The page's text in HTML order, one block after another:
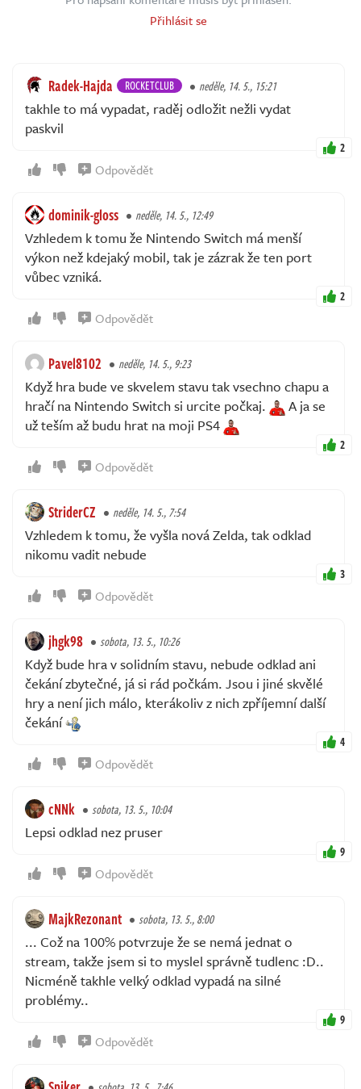
Přihlásit se
Radek-Hajda ROCKETCLUB neděle, 14. 5., 15:21
takhle to má vypadat, raděj odložit nežli vydat
paskvil
2
Odpovědět
dominik-gloss neděle, 14. 5., 12:49
Vzhledem k tomu že Nintendo Switch má menší
výkon než kdejaký mobil, tak je zázrak že ten port
vůbec vzniká.
2
Odpovědět
Pavel8102 neděle, 14. 5., 9:23
Když hra bude ve skvelem stavu tak vsechno chapu a
hračí na Nintendo Switch si urcite počkaj.
A ja se
už teším až budu hrat na moji PS4
2
Odpovědět
StriderCZ neděle, 14. 5., 7:54
Vzhledem k tomu, že vyšla nová Zelda, tak odklad
nikomu vadit nebude
3
Odpovědět
jhgk98 sobota, 13. 5., 10:26
Když bude hra v solidním stavu, nebude odklad ani
čekání zbytečné, já si rád počkám. Jsou i jiné skvělé
hry a není jich málo, kterákoliv z nich zpříjemní další
čekání
4
Odpovědět
cNNk sobota, 13. 5., 10:04
Lepsi odklad nez pruser
9
Odpovědět
MajkRezonant sobota, 13. 5., 8:00
... Což na 100% potvrzuje že se nemá jednat o
stream, takže jsem si to myslel správně tudlenc :D..
Nicméně takhle velký odklad vypadá na silné
problémy..
9
Odpovědět